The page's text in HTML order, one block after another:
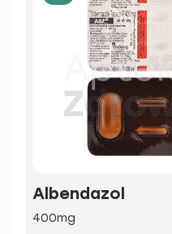
Albendazol
400mg